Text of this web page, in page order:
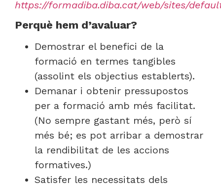
https://formadiba.diba.cat/web/sites/
Perquè hem d’avaluar?
Demostrar el benefici de la
formació en termes tangibles
(assolint els objectius establerts).
Demanar i obtenir pressupostos
per a formació amb més facilitat.
(No sempre gastant més, però sí
més bé; es pot arribar a demostrar
la rendibilitat de les accions
formatives.)
Satisfer les necessitats dels